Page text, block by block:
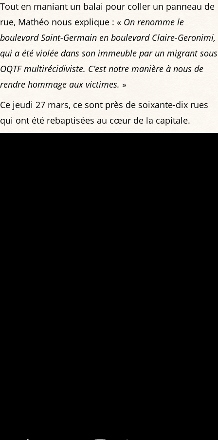
Tout en maniant un balai pour coller un panneau de
rue, Mathéo nous explique : « On renomme le
boulevard Saint-Germain en boulevard Claire-Geronimi,
qui a été violée dans son immeuble par un migrant sous
OQTF multirécidiviste. C’est notre manière à nous de
rendre hommage aux victimes. »
Ce jeudi 27 mars, ce sont près de soixante-dix rues
qui ont été rebaptisées au cœur de la capitale.